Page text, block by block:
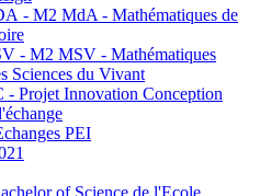
- M2 MdA - Mathématiques de
- M2 MSV - Mathématiques
Sciences du Vivant
- Projet Innovation Conception
PEI
of Science de l'Ecole